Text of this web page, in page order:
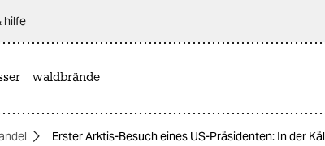
hilfe
waldbrände
Erster Arktis-Besuch eines US-Präsidenten: In der